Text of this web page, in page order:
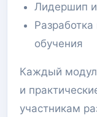
Лидершип
обучения
Каждый
и
участникам